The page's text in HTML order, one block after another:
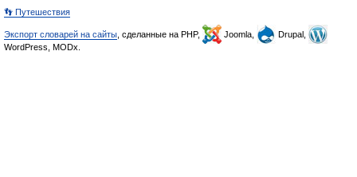
👣 Путешествия
Экспорт словарей на сайты , сделанные на PHP, Joomla,
Drupal,
WordPress, MODx.